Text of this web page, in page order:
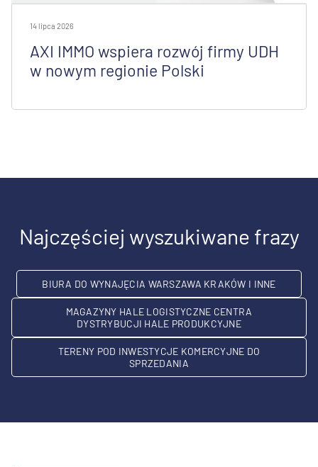
14 lipca 2026
AXI IMMO wspiera rozwój firmy UDH
w nowym regionie Polski
Najczęściej wyszukiwane frazy
BIURA DO WYNAJĘCIA WARSZAWA KRAKÓW I INNE
MAGAZYNY HALE LOGISTYCZNE CENTRA
DYSTRYBUCJI HALE PRODUKCYJNE
TERENY POD INWESTYCJE KOMERCYJNE DO
SPRZEDANIA